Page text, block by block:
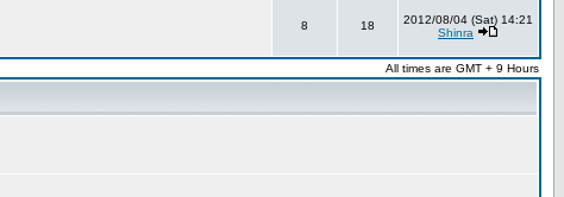
8 18
2012/08/04 (Sat) 14:21
Shinra
All times are GMT + 9 Hours